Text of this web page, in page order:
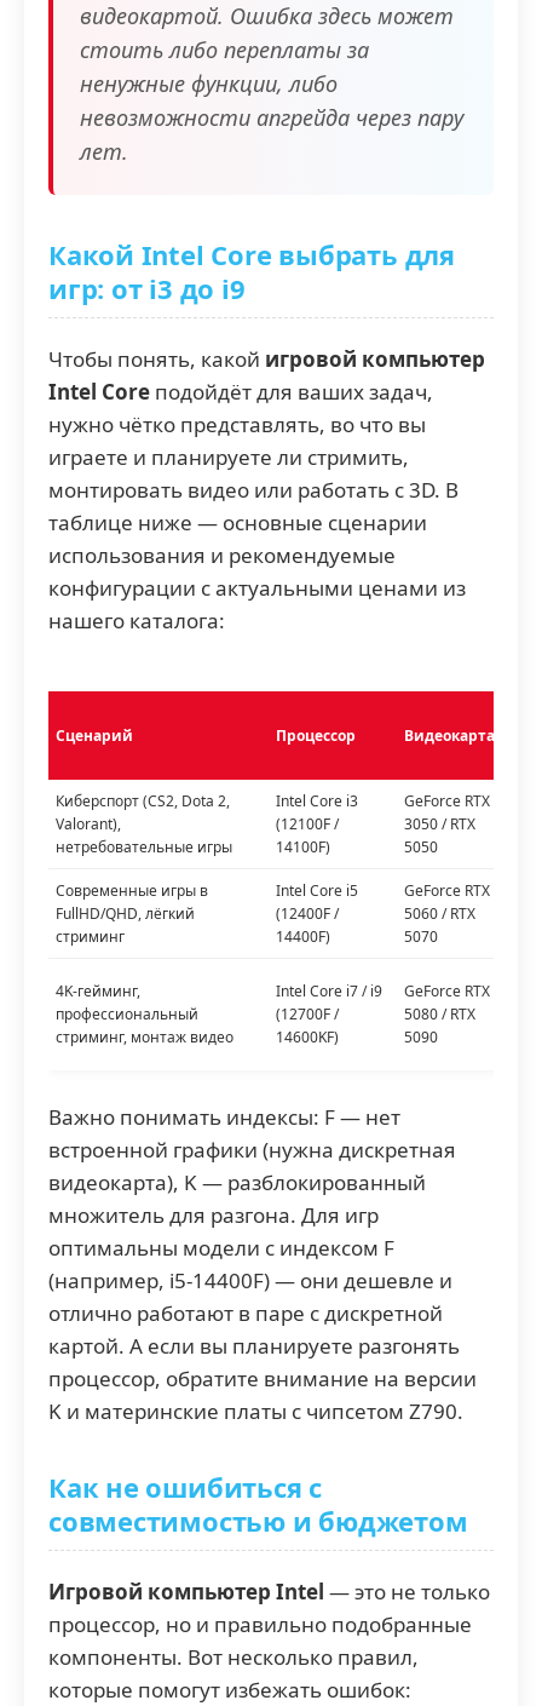
видеокартой. Ошибка здесь может
стоить либо переплаты за
ненужные функции, либо
невозможности апгрейда через пару
лет.
Какой Intel Core выбрать для
игр: от i3 до i9
Чтобы понять, какой игровой компьютер
Intel Core подойдёт для ваших задач,
нужно чётко представлять, во что вы
играете и планируете ли стримить,
монтировать видео или работать с 3D. В
таблице ниже — основные сценарии
использования и рекомендуемые
конфигурации с актуальными ценами из
нашего каталога:
Сценарий Процессор Видеокарта
Киберспорт (CS2, Dota 2,
Valorant),
нетребовательные игры
Intel Core i3
(12100F /
14100F)
GeForce RTX
3050 / RTX
5050
Современные игры в
FullHD/QHD, лёгкий
стриминг
Intel Core i5
(12400F /
14400F)
GeForce RTX
5060 / RTX
5070
4K-гейминг,
профессиональный
стриминг, монтаж видео
Intel Core i7 / i9
(12700F /
14600KF)
GeForce RTX
5080 / RTX
5090
Важно понимать индексы: F — нет
встроенной графики (нужна дискретная
видеокарта), K — разблокированный
множитель для разгона. Для игр
оптимальны модели с индексом F
(например, i5-14400F) — они дешевле и
отлично работают в паре с дискретной
картой. А если вы планируете разгонять
процессор, обратите внимание на версии
K и материнские платы с чипсетом Z790.
Как не ошибиться с
совместимостью и бюджетом
Игровой компьютер Intel — это не только
процессор, но и правильно подобранные
компоненты. Вот несколько правил,
которые помогут избежать ошибок: